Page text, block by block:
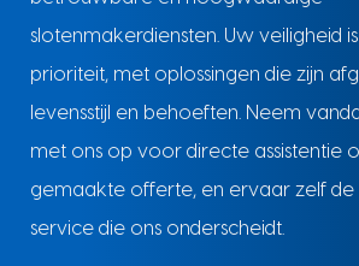
slotenmakerdiensten. Uw veiligheid
prioriteit, met oplossingen die zijn
levensstijl en behoeften. Neem
met ons op voor directe assistentie
gemaakte offerte, en ervaar zelf de
service die ons onderscheidt.